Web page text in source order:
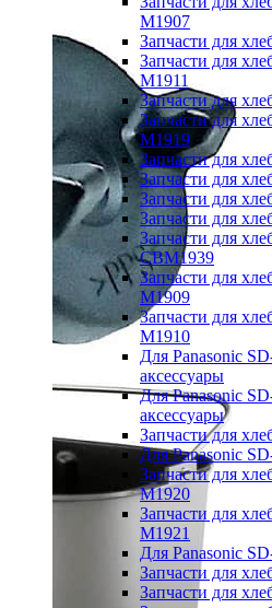
M1907
Запчасти для
Запчасти для
M1911
Запчасти для
Запчасти для
M1919
Запчасти для
Запчасти для
Запчасти для
Запчасти для
Запчасти для
CBM1939
Запчасти для
M1909
Запчасти для
M1910
Для Panasonic
аксессуары
Для Panasonic
аксессуары
Запчасти для
Для Panasonic
Запчасти для
M1920
Запчасти для
M1921
Для Panasonic
Запчасти для
Запчасти для